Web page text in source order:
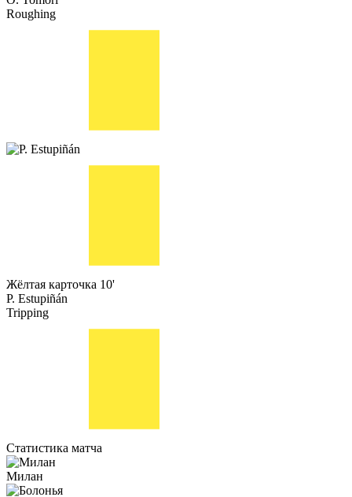
Roughing
Жёлтая карточка 10'
P. Estupiñán
Tripping
Статистика матча
Милан